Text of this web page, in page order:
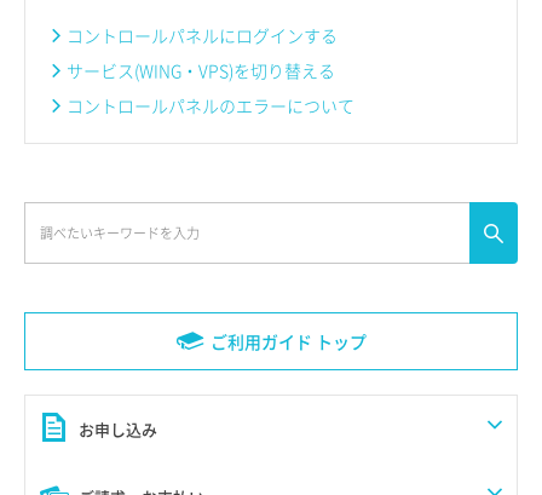
ご利用ガイド トップ
お申し込み
コントロールパネルにログインする
サービス(WING・VPS)を切り替える
コントロールパネルのエラーについて